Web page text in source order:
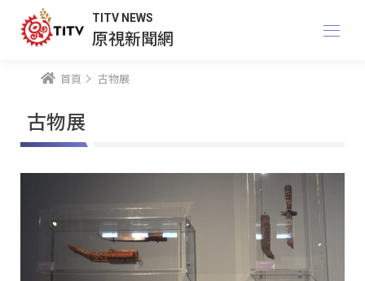
TITV NEWS
原視新聞網
首頁 古物展
古物展